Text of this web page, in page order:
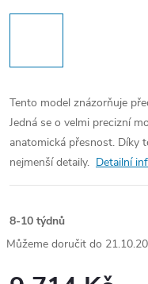
Tento model znázorňuje
Jedná se o velmi precizní
anatomická přesnost. Díky
nejmenší detaily. Detailní
8-10 týdnů